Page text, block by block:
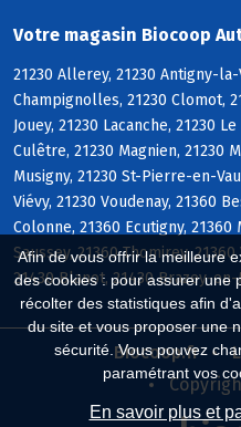
Afin de vous offrir la meilleure
des cookies : pour assurer une
récolter des statistiques afin
du site et vous proposer une
sécurité. Vous pouvez
paramétrant vos
En savoir plus et
Votre magasin Biocoop
21230 Allerey, 21230 Antigny-
Champignolles, 21230 Clomot,
Jouey, 21230 Lacanche, 21230
Culêtre, 21230 Magnien, 21230
Musigny, 21230 St-Pierre-en-
Viévy, 21230 Voudenay, 21360
Colonne, 21360 Ecutigny,
Saussey, 21360 Thomirey,
21430 Blanot, 21430 Brazey-
Biocoop.fr